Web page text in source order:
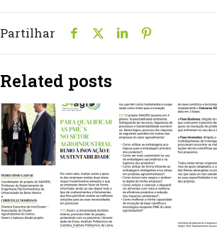
Partilhar
Related posts